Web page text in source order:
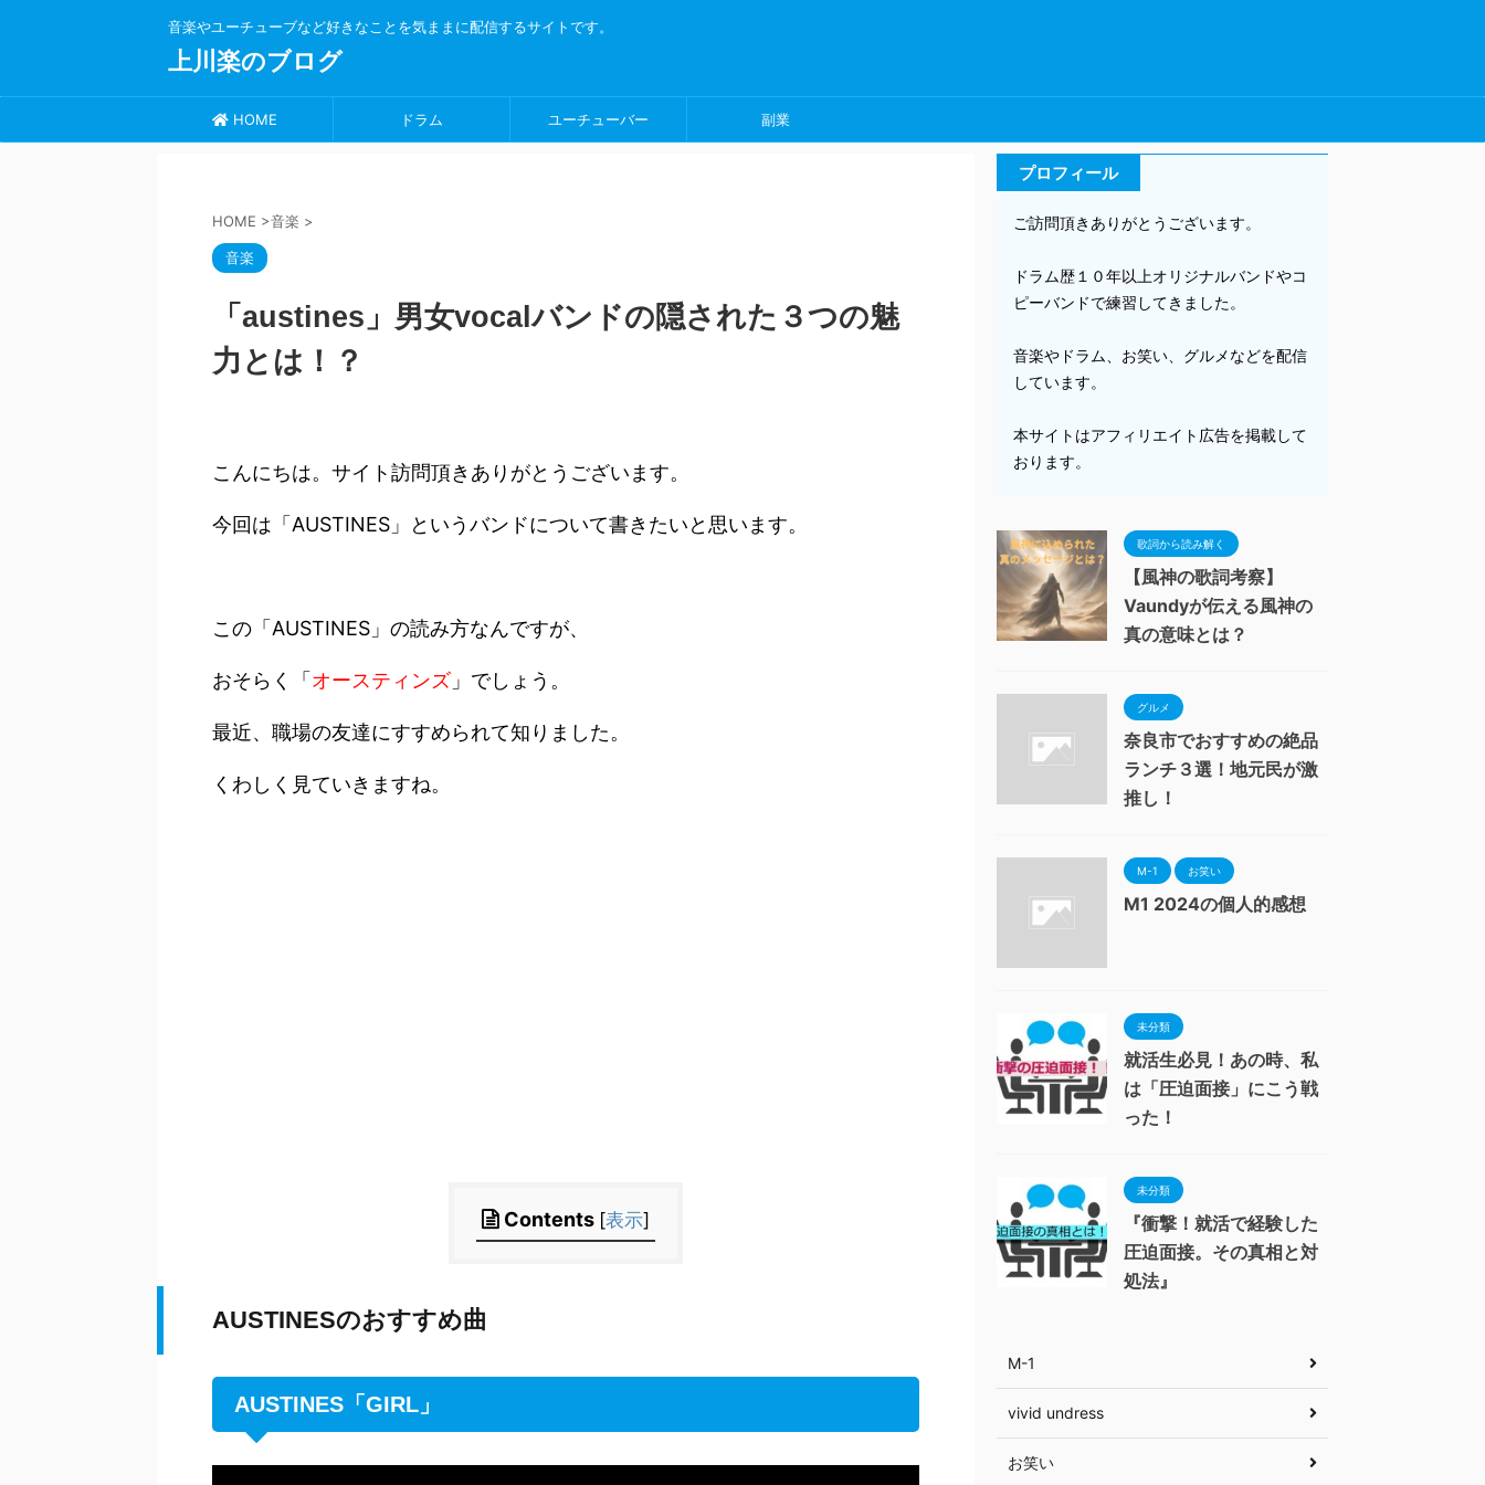
音楽やユーチューブなど好きなことを気ままに配信するサイトです。
上川楽のブログ
HOME ドラム ユーチューバー 副業
HOME >音楽 >
音楽
「austines」男女vocalバンドの隠された３つの魅
力とは！？
こんにちは。サイト訪問頂きありがとうございます。
今回は「AUSTINES」というバンドについて書きたいと思います。
この「AUSTINES」の読み方なんですが、
おそらく「 オースティンズ 」でしょう。
最近、職場の友達にすすめられて知りました。
くわしく見ていきますね。
Contents [表示]
AUSTINESのおすすめ曲
AUSTINES「GIRL」
プロフィール
ご訪問頂きありがとうございます。
ドラム歴１０年以上オリジナルバンドやコ
ピーバンドで練習してきました。
音楽やドラム、お笑い、グルメなどを配信
しています。
本サイトはアフィリエイト広告を掲載して
おります。
歌詞から読み解く
【風神の歌詞考察】
Vaundyが伝える風神の
真の意味とは？
グルメ
奈良市でおすすめの絶品
ランチ３選！地元民が激
推し！
M-1 お笑い
M1 2024の個人的感想
未分類
就活生必見！あの時、私
は「圧迫面接」にこう戦
った！
未分類
『衝撃！就活で経験した
圧迫面接。その真相と対
処法』
M-1
vivid undress
お笑い